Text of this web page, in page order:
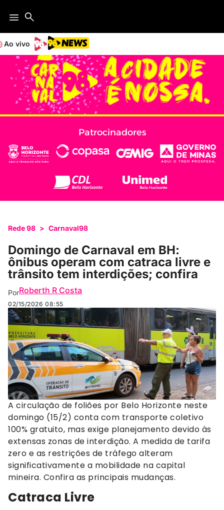
Ao vivo
Patrocinadores
Rede 98 > Carnaval98
Domingo de Carnaval em BH:
ônibus operam com catraca livre e
trânsito tem interdições; confira
PorRoberth R Costa
02/15/2026 08:55
(Divulgação/PBH)
A circulação de foliões por Belo Horizonte neste
domingo (15/2) conta com transporte coletivo
100% gratuito, mas exige planejamento devido às
extensas zonas de interdição. A medida de tarifa
zero e as restrições de tráfego alteram
significativamente a mobilidade na capital
mineira. Confira as principais mudanças.
Catraca Livre